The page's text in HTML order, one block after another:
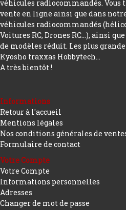
véhicules radiocommandés. Vous
vente en ligne ainsi que dans
véhicules radiocommandés
Voitures RC, Drones RC…), ainsi
de modèles réduit. Les plus
Kyosho traxxas Hobbytech...
A très bientôt !
Informations
Retour à l'accueil
Mentions légales
Nos conditions générales de
Formulaire de contact
Votre Compte
Votre Compte
Informations personnelles
Adresses
Changer de mot de passe